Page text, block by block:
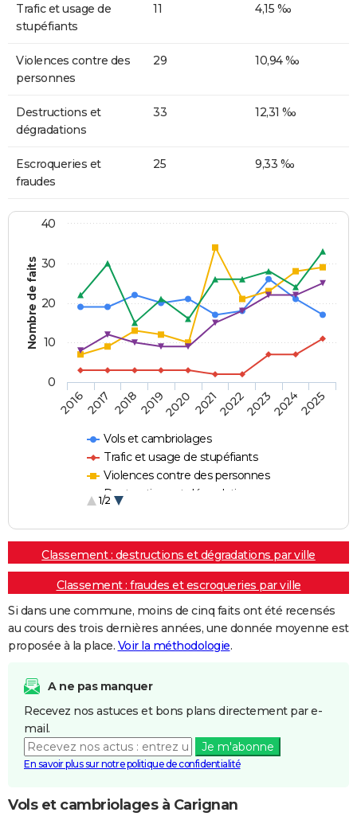
Trafic et usage de
stupéfiants
11 4,15 ‰
Violences contre des
personnes
29 10,94 ‰
Destructions et
dégradations
33 12,31 ‰
Escroqueries et
fraudes
25 9,33 ‰
Nombre de faits
Vols et cambriolages
Trafic et usage de stupéfiants
Violences contre des personnes
Destructions et dégradations
1/2
20162017 20182019202020212022202320242025
0
10
20
30
40
Classement : destructions et dégradations par ville
Classement : fraudes et escroqueries par ville
Si dans une commune, moins de cinq faits ont été recensés
au cours des trois dernières années, une donnée moyenne est
proposée à la place. Voir la méthodologie.
A ne pas manquer
Recevez nos astuces et bons plans directement par e-
mail.
Je m'abonne
En savoir plus sur notre politique de confidentialité
Vols et cambriolages à Carignan